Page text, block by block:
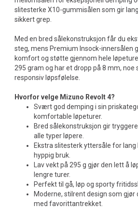
slitesterke X10-gummisålen som gir
sikkert grep.
Med en bred sålekonstruksjon får du
steg, mens Premium Insock-innersålen
komfort og støtte gjennom hele
295 gram og har et dropp på 8 mm, noe
responsiv løpsfølelse.
Hvorfor velge Mizuno Revolt 4?
Svært god demping i sin
komfortable løpeturer.
Bred sålekonstruksjon gir
alle typer løpere.
Ekstra slitesterk yttersåle for lang
hyppig bruk.
Lav vekt på 295 g gjør den lett å
lengre turer.
Perfekt til gå, løp og sporty
Moderne, stilrent design som gjør
med favorittantrekket.